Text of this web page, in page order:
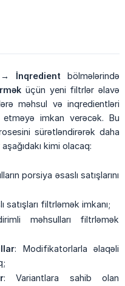
İnqredient bölmələrində
üçün yeni filtrlər əlavə
məhsul və inqredientləri
imkan verəcək. Bu
sürətləndirərək daha
kimi olacaq:
porsiya əsaslı satışlarını
satışları filtrləmək imkanı;
məhsulları filtrləmək
: Modifikatorlarla əlaqəli
: Variantlara sahib olan